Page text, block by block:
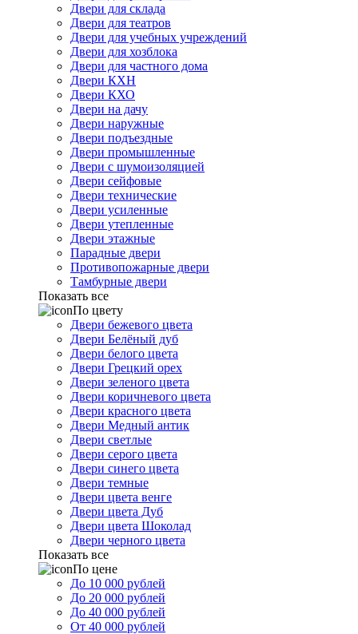
Двери для склада
Двери для театров
Двери для учебных учреждений
Двери для хозблока
Двери для частного дома
Двери КХН
Двери КХО
Двери на дачу
Двери наружные
Двери подъездные
Двери промышленные
Двери с шумоизоляцией
Двери сейфовые
Двери технические
Двери усиленные
Двери утепленные
Двери этажные
Парадные двери
Противопожарные двери
Тамбурные двери
Показать все
По цвету
Двери бежевого цвета
Двери Белёный дуб
Двери белого цвета
Двери Грецкий орех
Двери зеленого цвета
Двери коричневого цвета
Двери красного цвета
Двери Медный антик
Двери светлые
Двери серого цвета
Двери синего цвета
Двери темные
Двери цвета венге
Двери цвета Дуб
Двери цвета Шоколад
Двери черного цвета
Показать все
По цене
До 10 000 рублей
До 20 000 рублей
До 40 000 рублей
От 40 000 рублей